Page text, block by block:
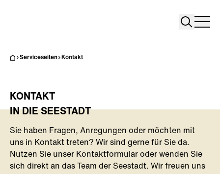
Search
Serviceseiten Kontakt
KONTAKT
IN DIE SEESTADT
Sie haben Fragen, Anregungen oder möchten mit
uns in Kontakt treten? Wir sind gerne für Sie da.
Nutzen Sie unser Kontaktformular oder wenden Sie
sich direkt an das Team der Seestadt. Wir freuen uns